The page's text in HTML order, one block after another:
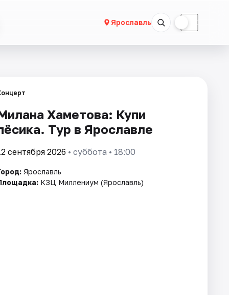
Ярославль ☾
Хаметова: Купи
Тур в Ярославле
сентября 2026 • суббота • 18:00
Ярославль
КЗЦ Миллениум (Ярославль)